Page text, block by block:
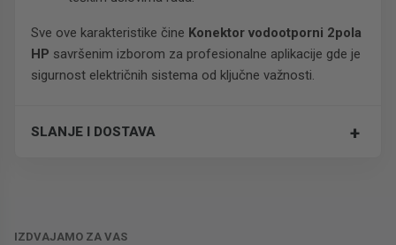
Sve ove karakteristike čine Konektor vodootporni 2pola
HP savršenim izborom za profesionalne aplikacije gde je
sigurnost električnih sistema od ključne važnosti.
SLANJE I DOSTAVA +
IZDVAJAMO ZA VAS